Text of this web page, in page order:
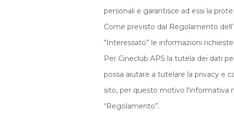
personali e garantisce ad essi la
Come previsto dal Regolamento
“Interessato” le informazioni
Per Cineclub APS la tutela dei dati
possa aiutare a tutelare la privacy e
sito, per questo motivo l'informativa
“Regolamento”.